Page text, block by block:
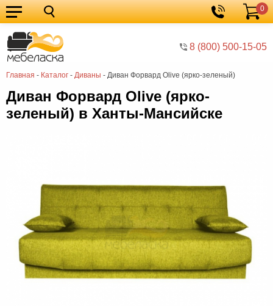
8 (800) 500-15-05
Корзина
0
Главная - Каталог - Диваны - Диван Форвард Olive (ярко-зеленый)
Кухонные
гарнитуры
Мебель
для
кухни
Мебель
для
спальни
Кровати
Шкафы
Диваны
гостиную
прихожей
Столы
Комоды
Офисная
Диван Форвард Olive (ярко-
зеленый) в Ханты-Мансийске